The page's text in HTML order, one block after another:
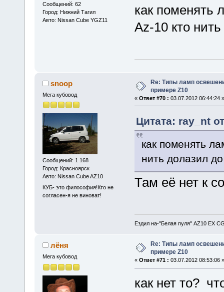
Сообщений: 62
Город: Нижний Тагил
Авто: Nissan Cube YGZ11
как поменять
Az-10 кто
snoop
Мега кубовод
Сообщений: 1 168
Город: Красноярск
Авто: Nissan Cube AZ10
КУБ- это философия!Кто не
согласен-я не виноват!
Re: Типы ламп
примере Z10
« Ответ #70 : 03.07.2012 06:44:24 »
Цитата: ray_nt
как поменять
нить долазил
Там её нет к
Ездил на-"Белая пуля" AZ10 EX
лёня
Мега кубовод
Re: Типы ламп
примере Z10
« Ответ #71 : 03.07.2012 08:53:06 »
как нет то?